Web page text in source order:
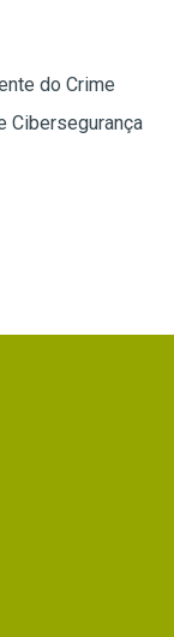
do Crime
Cibersegurança